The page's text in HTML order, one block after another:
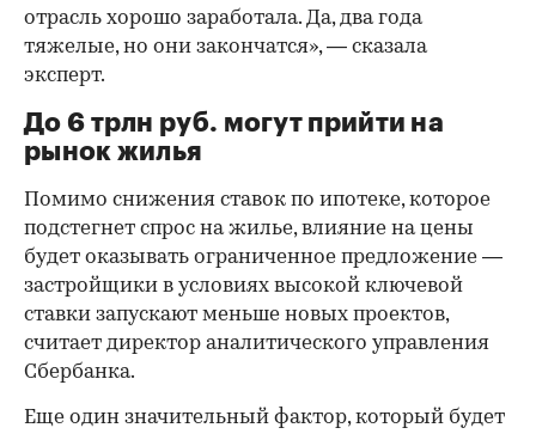
отрасль хорошо заработала. Да, два года
тяжелые, но они закончатся», — сказала
эксперт.
До 6 трлн руб. могут прийти на
рынок жилья
Помимо снижения ставок по ипотеке, которое
подстегнет спрос на жилье, влияние на цены
будет оказывать ограниченное предложение —
застройщики в условиях высокой ключевой
ставки запускают меньше новых проектов,
считает директор аналитического управления
Сбербанка.
Еще один значительный фактор, который будет